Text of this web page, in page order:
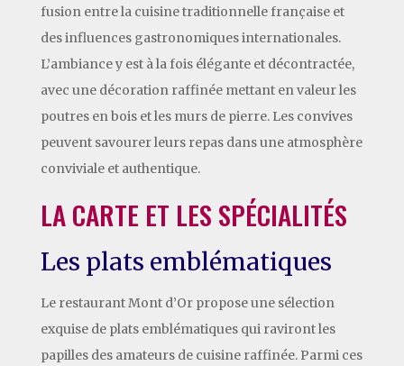
fusion entre la cuisine traditionnelle française et
des influences gastronomiques internationales.
L’ambiance y est à la fois élégante et décontractée,
avec une décoration raffinée mettant en valeur les
poutres en bois et les murs de pierre. Les convives
peuvent savourer leurs repas dans une atmosphère
conviviale et authentique.
LA CARTE ET LES SPÉCIALITÉS
Les plats emblématiques
Le restaurant Mont d’Or propose une sélection
exquise de plats emblématiques qui raviront les
papilles des amateurs de cuisine raffinée. Parmi ces